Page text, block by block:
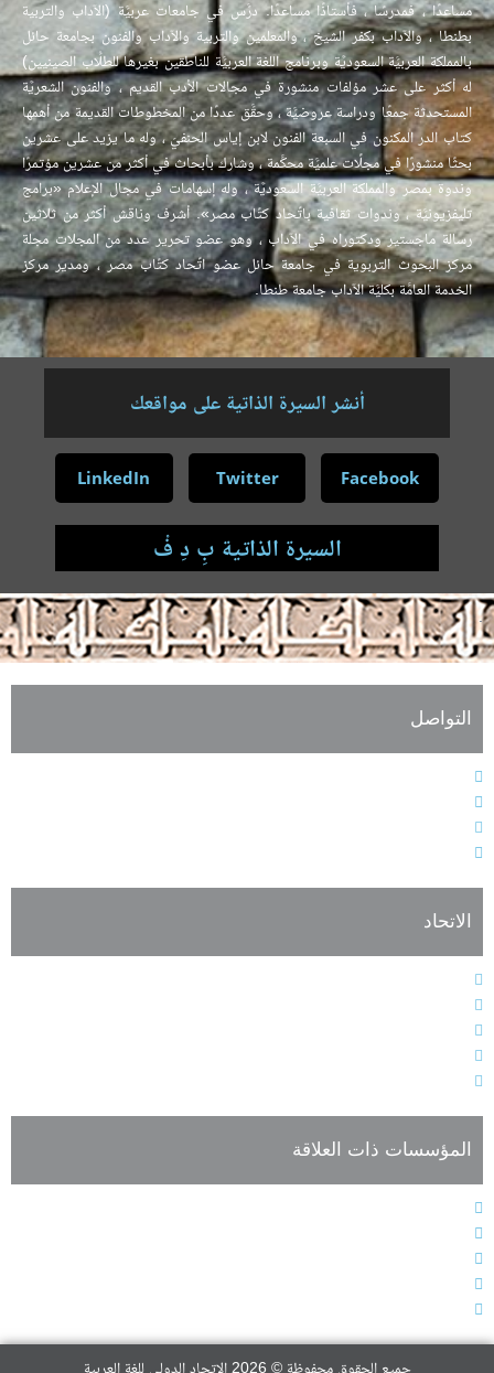
مساعدًا ، فمدرسًا ، فأستاذًا مساعدًا. درَّس في جامعات عربيَّة (الآداب والتربية
بطنطا ، والآداب بكفر الشيخ ، والمعلمين والتربية والآداب والفنون بجامعة حائل
بالمملكة العربيَّة السعوديَّة وبرنامج اللغة العربيَّة للناطقين بغيرها للطلًّاب الصينيين)
له أكثر على عشر مؤلفات منشورة في مجالات الأدب القديم ، والفنون الشعريَّة
المستحدثة جمعًا ودراسة عروضيَّة ، وحقَّق عددًا من المخطوطات القديمة من أهمها
كتاب الدر المكنون في السبعة الفنون لابن إياس الحنفيّ ، وله ما يزيد على عشرين
بحثًا منشورًا في مجلَّات علميَّة محكَّمة ، وشارك بأبحاث في أكثر من عشرين مؤتمرًا
وندوة بمصر والمملكة العربيَّة السعوديَّة ، وله إسهامات في مجال الإعلام «برامج
تليفزيونيَّة ، وندوات ثقافية باتِّحاد كتَّاب مصر». أشرف وناقش أكثر من ثلاثين
رسالة ماجستير ودكتوراه في الآداب ، وهو عضو تحرير عدد من المجلات مجلة
مركز البحوث التربوية في جامعة حائل عضو اتِّحاد كتَّاب مصر ، ومدير مركز
الخدمة العامَّة بكليَّة الآداب جامعة طنطا.
أنشر السيرة الذاتية على مواقعك
Facebook
Twitter
LinkedIn
السيرة الذاتية بِ دِ فْ
.
التواصل
الاتحاد
المؤسسات ذات العلاقة
جميع الحقوق محفوظة © 2026 الاتحاد الدولي للغة العربية